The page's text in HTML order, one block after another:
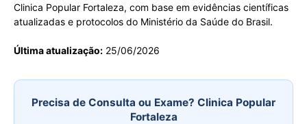
Clinica Popular Fortaleza, com base em evidências científicas
atualizadas e protocolos do Ministério da Saúde do Brasil.
Última atualização: 25/06/2026
Precisa de Consulta ou Exame? Clinica Popular
Fortaleza